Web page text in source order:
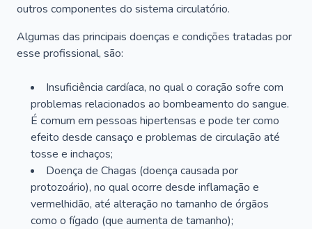
outros componentes do sistema circulatório.
Algumas das principais doenças e condições tratadas por
esse profissional, são:
Insuficiência cardíaca, no qual o coração sofre com
problemas relacionados ao bombeamento do sangue.
É comum em pessoas hipertensas e pode ter como
efeito desde cansaço e problemas de circulação até
tosse e inchaços;
Doença de Chagas (doença causada por
protozoário), no qual ocorre desde inflamação e
vermelhidão, até alteração no tamanho de órgãos
como o fígado (que aumenta de tamanho);